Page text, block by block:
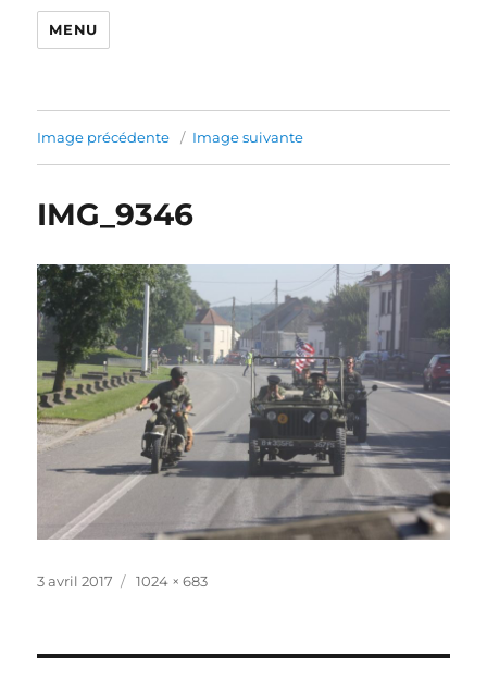
MENU
Image précédente Image suivante
IMG_9346
Publié
3 avril 2017
Taille
1024 × 683